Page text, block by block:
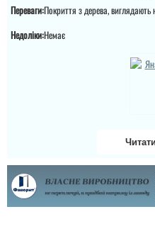
сервісом, думав будуть
довго, але н, вирішили
швидко і замінили
накладку ще на
краще.Сказали щ цими
дверима це вперше...
Переваги:Покриття з дерева,
Недоліки:Немає